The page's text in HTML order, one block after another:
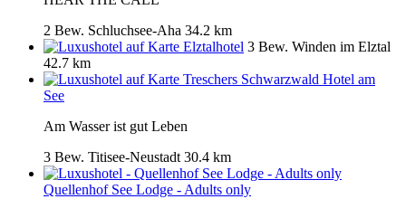
2 Bew. Schluchsee-Aha 34.2 km
Elztalhotel 3 Bew. Winden im Elztal
42.7 km
Treschers Schwarzwald Hotel am
See
Am Wasser ist gut Leben
3 Bew. Titisee-Neustadt 30.4 km
Quellenhof See Lodge - Adults only